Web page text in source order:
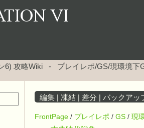
6) 攻略Wiki - プレイレポ/GS/現環境下
編集 凍結 差分 バックアッ
FrontPage / プレイレポ / GS / 現